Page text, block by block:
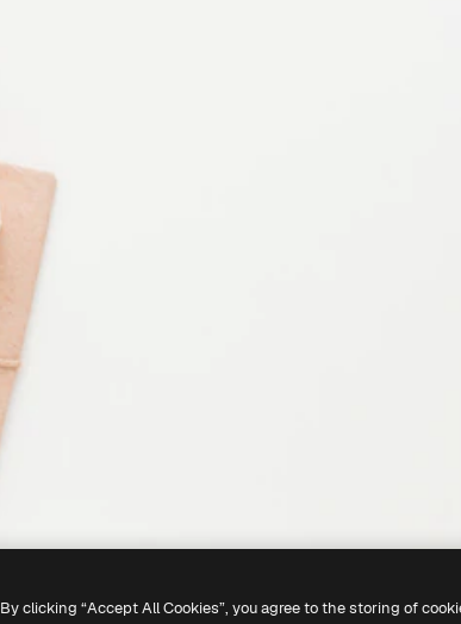
By clicking “Accept All Cookies”, you agree to the storing of